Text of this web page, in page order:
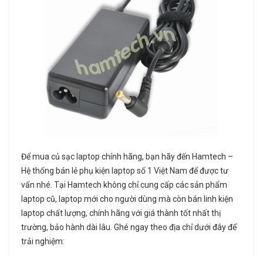
Để mua củ sạc laptop chính hãng, bạn hãy đến Hamtech –
Hệ thống bán lẻ phụ kiện laptop số 1 Việt Nam để được tư
vấn nhé. Tại Hamtech không chỉ cung cấp các sản phẩm
laptop cũ, laptop mới cho người dùng mà còn bán linh kiện
laptop chất lượng, chính hãng với giá thành tốt nhất thị
trường, bảo hành dài lâu. Ghé ngay theo địa chỉ dưới đây để
trải nghiệm: